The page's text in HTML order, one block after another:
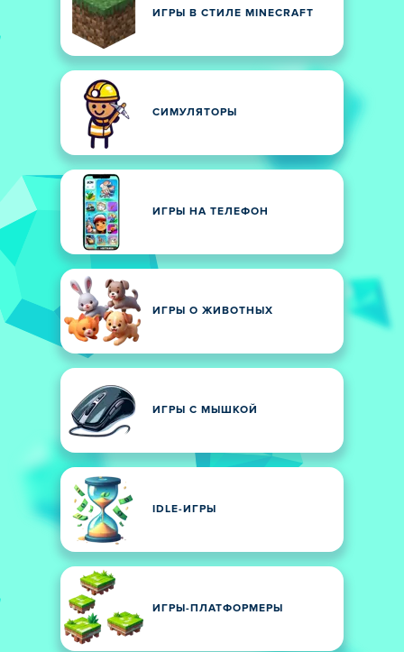
ИГРЫ В СТИЛЕ MINECRAFT
СИМУЛЯТОРЫ
ИГРЫ НА ТЕЛЕФОН
ИГРЫ О ЖИВОТНЫХ
ИГРЫ С МЫШКОЙ
IDLE-ИГРЫ
ИГРЫ-ПЛАТФОРМЕРЫ